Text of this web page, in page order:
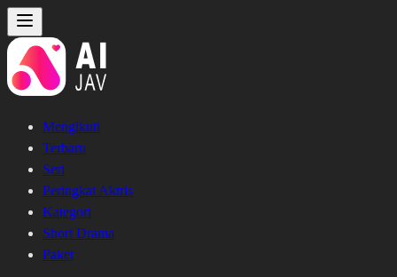
Mengikuti
Terbaru
Seri
Peringkat Aktris
Kategori
Short Drama
Paket